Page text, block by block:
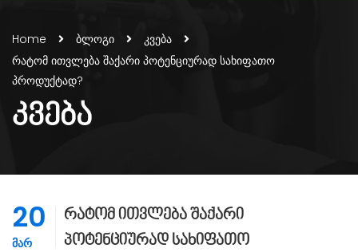
Home ბლოგი
კვება
რატომ ითვლება შაქარი პოტენციურად სახიფათო
პროდუქტად?
ᲙᲕᲔᲑᲐ
20
ᲛᲐᲠ
რატომ ითვლება შაქარი
პოტენციურად სახიფათო